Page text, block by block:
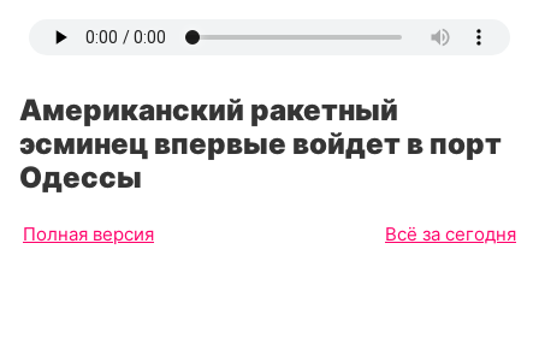
Американский ракетный
эсминец впервые войдет в порт
Одессы
Полная версия Всё за сегодня